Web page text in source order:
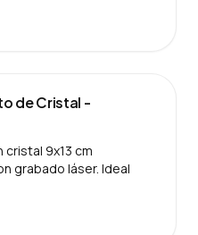
de Cristal -
9x13 cm
grabado láser. Ideal